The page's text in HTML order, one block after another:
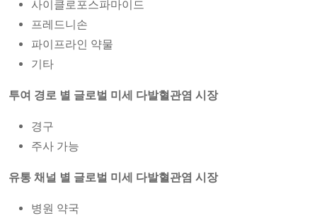
사이클로포스파마이드
프레드니손
파이프라인 약물
기타
투여 경로 별 글로벌 미세 다발혈관염 시장
경구
주사 가능
유통 채널 별 글로벌 미세 다발혈관염 시장
병원 약국